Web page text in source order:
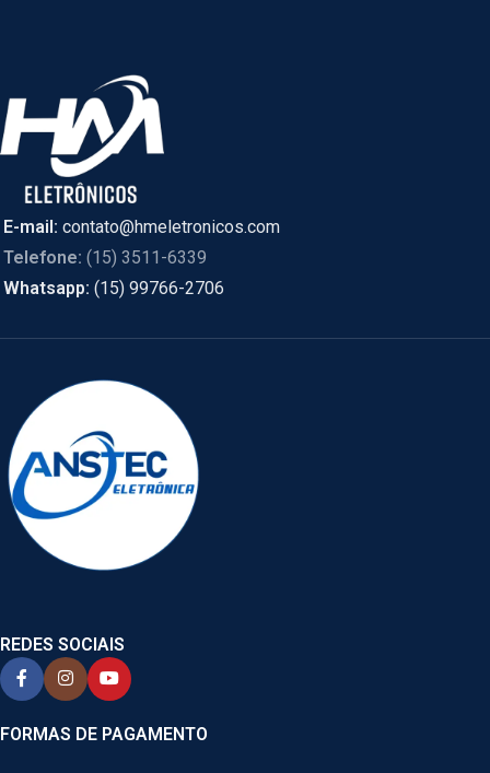
E-mail: contato@hmeletronicos.com
Telefone: (15) 3511-6339
Whatsapp: (15) 99766-2706
REDES SOCIAIS
FORMAS DE PAGAMENTO